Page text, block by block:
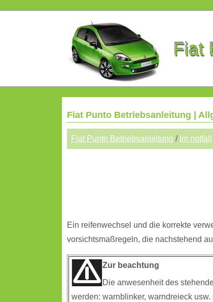
Fiat
Fiat Punto Betriebsanleitung |
Fiat Punto Betriebsanleitung / Im notfall
Ein reifenwechsel und die korrekte
vorsichtsmaßregeln, die nachstehend
Zur beachtung
Die anwesenheit des
werden: warnblinker, warndreieck